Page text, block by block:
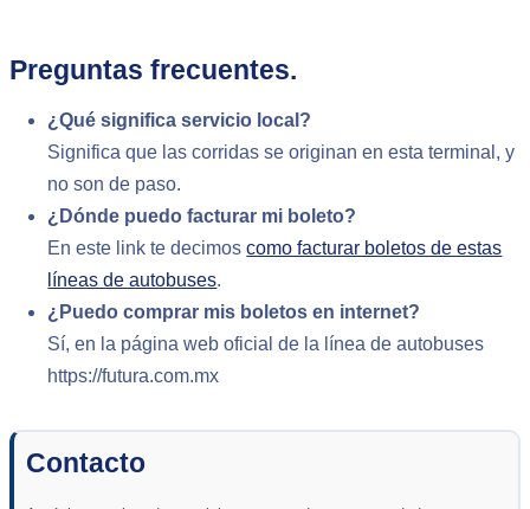
Preguntas frecuentes.
¿Qué significa servicio local?
Significa que las corridas se originan en esta terminal, y
no son de paso.
¿Dónde puedo facturar mi boleto?
En este link te decimoscomo facturar boletos de estas
líneas de autobuses.
¿Puedo comprar mis boletos en internet?
Sí, en la página web oficial de la línea de autobuses
https://futura.com.mx
Contacto